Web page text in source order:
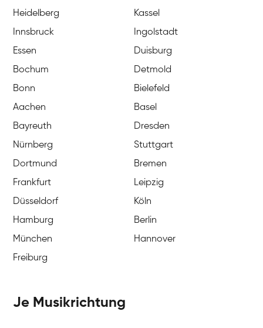
Heidelberg
Kassel
Innsbruck
Ingolstadt
Essen
Duisburg
Bochum
Detmold
Bonn
Bielefeld
Aachen
Basel
Bayreuth
Dresden
Nürnberg
Stuttgart
Dortmund
Bremen
Frankfurt
Leipzig
Düsseldorf
Köln
Hamburg
Berlin
München
Hannover
Freiburg
Je Musikrichtung